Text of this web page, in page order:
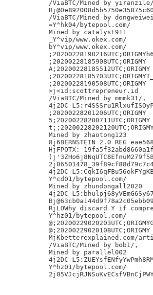
/ViaBTC/Mined by
/ViaBTC/Mined by
=Y^hk04/bytepool.com/
Mined by catalyst911
_Y^vip/www.okex.com/
bY^vip/www.okex.com/
;20200228190216UTC;ORIGMYh6
;20200228185908UTC;ORIGMY
A;20200228185512UTC;ORIGMY
;20200228185703UTC;ORIGMYT_
;20200228190508UTC;ORIGMY
>j<id:scottrepreneur.id
/ViaBTC/Mined by mmmk31/,
4j2DC-
;20200228201206UTC;ORIGMY
5;20200228200711UTC;ORIGMY
Mined by zhaotong123
8j6BERNSTEIN 2.0 REG
HjFPOTX:
4j2DC-
Y^cd01/bytepool.com/
Mined by zhundongall2020
4j2DC-
RjLOWhy discard Y if
Y^hz01/bytepool.com/
@;20200229020108UTC;ORIGMY
MjKbetterexplained.com/
/ViaBTC/Mined by bob1/,
Mined by parallel002
4j2DC-
Y^hz01/bytepool.com/